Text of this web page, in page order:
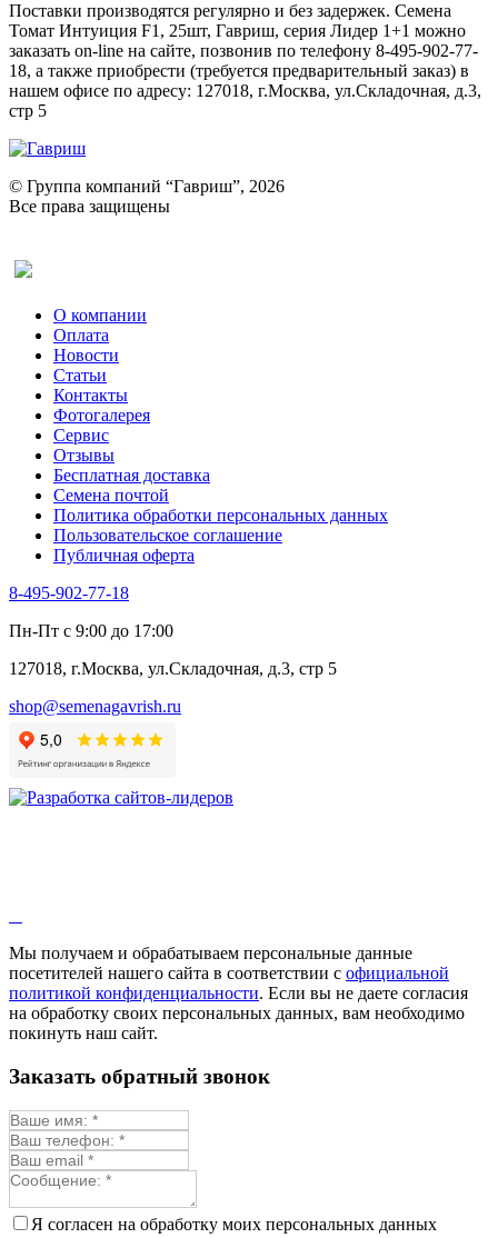
Поставки производятся регулярно и без задержек. Семена
Томат Интуиция F1, 25шт, Гавриш, серия Лидер 1+1 можно
заказать on-line на сайте, позвонив по телефону 8-495-902-77-
18, а также приобрести (требуется предварительный заказ) в
нашем офисе по адресу: 127018, г.Москва, ул.Складочная, д.3,
стр 5
© Группа компаний “Гавриш”, 2026
Все права защищены
О компании
Оплата
Новости
Статьи
Контакты
Фотогалерея​
Сервис
Отзывы
Бесплатная доставка
Семена почтой
Политика обработки персональных данных
Пользовательское соглашение
Публичная оферта
8-495-902-77-18
Пн-Пт с 9:00 до 17:00
127018, г.Москва, ул.Складочная, д.3, стр 5
shop@semenagavrish.ru
Мы получаем и обрабатываем персональные данные
посетителей нашего сайта в соответствии с официальной
политикой конфиденциальности. Если вы не даете согласия
на обработку своих персональных данных, вам необходимо
покинуть наш сайт.
Заказать обратный звонок
Я согласен на обработку моих персональных данных